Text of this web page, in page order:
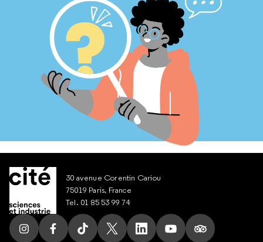
30 avenue Corentin Cariou
75019 Paris, France
Tel. 01 85 53 99 74